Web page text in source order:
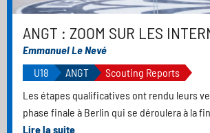
ANGT : ZOOM SUR LES
Emmanuel Le Nevé
U18
ANGT
Scouting Reports
Les étapes qualificatives ont rendu leurs
phase finale à Berlin qui se déroulera à la
Lire la suite